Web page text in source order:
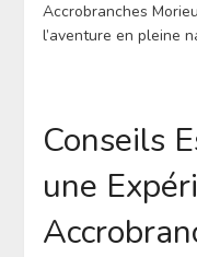
Accrobranches
l’aventure en pleine
Conseils
une